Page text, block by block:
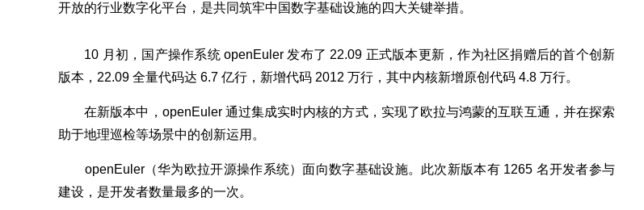
开放的行业数字化平台，是共同筑牢中国数字基础设施的四大关键举措。
10 月初，国产操作系统 openEuler 发布了 22.09 正式版本更新，作为社区捐赠后的首个创新
版本，22.09 全量代码达 6.7 亿行，新增代码 2012 万行，其中内核新增原创代码 4.8 万行。
在新版本中，openEuler 通过集成实时内核的方式，实现了欧拉与鸿蒙的互联互通，并在探索
助于地理巡检等场景中的创新运用。
openEuler（华为欧拉开源操作系统）面向数字基础设施。此次新版本有 1265 名开发者参与
建设，是开发者数量最多的一次。